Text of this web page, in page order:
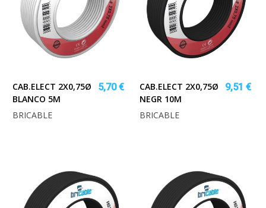
CAB.ELECT 2X0,75Ø
BLANCO 5M
5,70 €
BRICABLE
CAB.ELECT 2X0,75Ø
NEGR 10M
9,51 €
BRICABLE